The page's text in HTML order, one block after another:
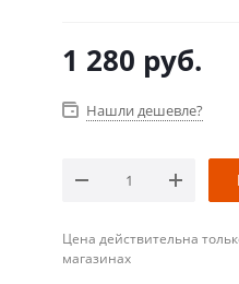
1 280 руб.
Нашли дешевле?
Цена действительна
магазинах